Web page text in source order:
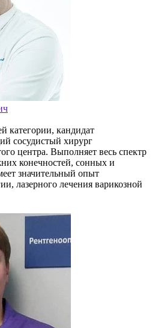
категории, кандидат
сосудистый хирург
центра. Выполняет весь спектр
конечностей, сонных и
значительный опыт
лазерного лечения варикозной